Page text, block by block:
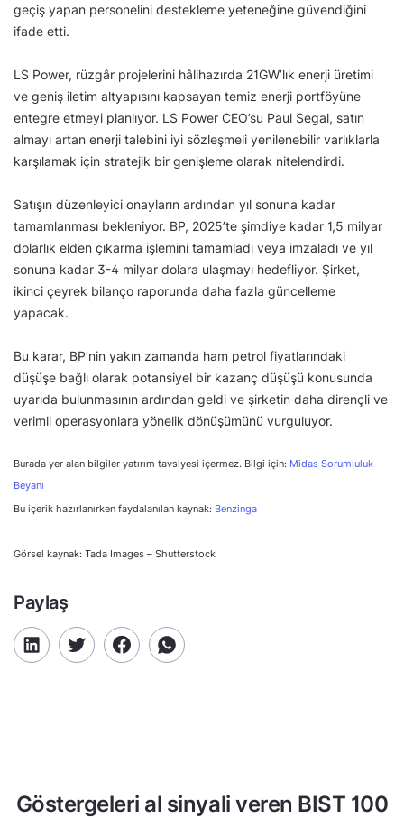
geçiş yapan personelini destekleme yeteneğine güvendiğini
ifade etti.
LS Power, rüzgâr projelerini hâlihazırda 21GW’lık enerji üretimi
ve geniş iletim altyapısını kapsayan temiz enerji portföyüne
entegre etmeyi planlıyor. LS Power CEO’su Paul Segal, satın
almayı artan enerji talebini iyi sözleşmeli yenilenebilir varlıklarla
karşılamak için stratejik bir genişleme olarak nitelendirdi.
Satışın düzenleyici onayların ardından yıl sonuna kadar
tamamlanması bekleniyor. BP, 2025’te şimdiye kadar 1,5 milyar
dolarlık elden çıkarma işlemini tamamladı veya imzaladı ve yıl
sonuna kadar 3-4 milyar dolara ulaşmayı hedefliyor. Şirket,
ikinci çeyrek bilanço raporunda daha fazla güncelleme
yapacak.
Bu karar, BP’nin yakın zamanda ham petrol fiyatlarındaki
düşüşe bağlı olarak potansiyel bir kazanç düşüşü konusunda
uyarıda bulunmasının ardından geldi ve şirketin daha dirençli ve
verimli operasyonlara yönelik dönüşümünü vurguluyor.
Burada yer alan bilgiler yatırım tavsiyesi içermez. Bilgi için: Midas Sorumluluk
Beyanı
Bu içerik hazırlanırken faydalanılan kaynak: Benzinga
Görsel kaynak: Tada Images – Shutterstock
Paylaş
Göstergeleri al sinyali veren BIST 100